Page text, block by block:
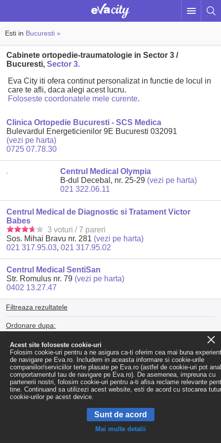
Esti in Bucuresti »
Cabinete ortopedie-traumatologie in Sector 3 /
Bucuresti,Sector 3.
Eva City iti ofera continut personalizat in functie de locul in
care te afli, daca alegi acest lucru.
Foloseste coordonatele mele curente.
Clinica Ortopedie Bucuresti - SCS Medica
Bulevardul Energeticienilor 9E Bucuresti 032091
(vezi pe harta)
0725 07.78.30
Centrul Medical Olympia
B-dul Decebal, nr. 25-29 (vezi pe harta)
021 322.06.11
Centrul Medical de Diagnostic si Tratament Victor
Babes
3 voturi / 7 pareri
Sos. Mihai Bravu nr. 281 (vezi pe harta)
021 317.95.03,021 317.95.02
Centrul Medical SentiSan
Str. Romulus nr. 79 (vezi pe harta)
0402 13.27.47
Filtreaza rezultatele
Ordonare dupa:
Acest site foloseste cookie-uri
Folosim cookie-uri pentru a ne asigura ca-ti oferim cea mai buna
de navigare pe Eva.ro. Includem in aceasta informare si cookie-urile
companiilor/serviciilor terte plasate pe Eva.ro (astfel de cookie-uri pot
comportamentul tau de navigare pe Eva.ro). De asemenea, impreuna cu
partenerii nostri, folosim cookie-uri pentru a-ti afisa reclame relevante
tine. Continuand sa utilizezi acest website, esti de acord cu stocarea
cookie-urilor pe acest device.
Sunt de acord
Mai multe detalii